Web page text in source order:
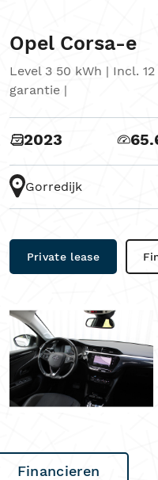
Opel Corsa-e
Level 3 50 kWh | Incl.
garantie |
2023
Gorredijk
Private lease
Financieren